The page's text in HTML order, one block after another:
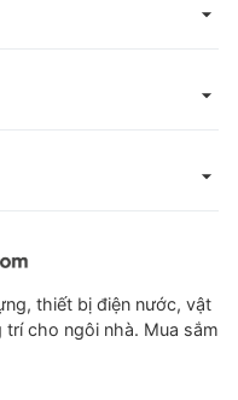
thiết bị điện nước, vật
cho ngôi nhà. Mua sắm